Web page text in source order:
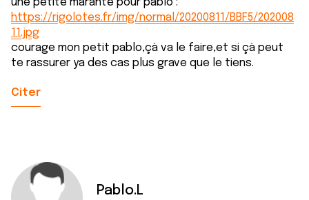
une petite marante pour pablo :
https://rigolotes.fr/img/normal/20200811/BBF5/202008
11.jpg
courage mon petit pablo,çà va le faire,et si çà peut
te rassurer ya des cas plus grave que le tiens.
Citer
Pablo.L